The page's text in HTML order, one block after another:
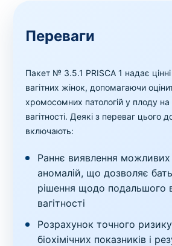
Переваги
Пакет № 3.5.1 PRISCA 1 надає
вагітних жінок, допомагаючи
хромосомних патологій у плоду на
вагітності. Деякі з переваг цього
включають:
Раннє виявлення можливих
аномалій, що дозволяє
рішення щодо подальшого
вагітності
Розрахунок точного
біохімічних показників і